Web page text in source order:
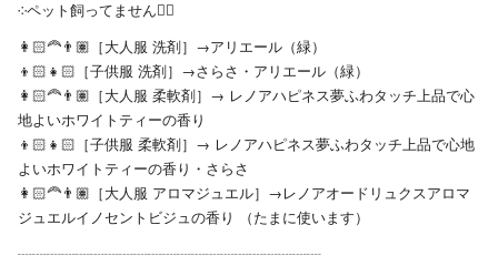
༶ペット飼ってません🙅‍♀
👩🏻‍🦰👨🏽［大人服 洗剤］→アリエール（緑）
👦🏻👧🏻［子供服 洗剤］→さらさ・アリエール（緑）
👩🏻‍🦰👨🏽［大人服 柔軟剤］→ レノアハピネス夢ふわタッチ上品で心
地よいホワイトティーの香り
👦🏻👧🏻［子供服 柔軟剤］→ レノアハピネス夢ふわタッチ上品で心地
よいホワイトティーの香り・さらさ
👩🏻‍🦰👨🏽［大人服 アロマジュエル］→レノアオードリュクスアロマ
ジュエルイノセントビジュの香り （たまに使います）
┈┈┈┈┈┈┈┈┈┈┈┈┈┈┈┈┈┈┈┈┈